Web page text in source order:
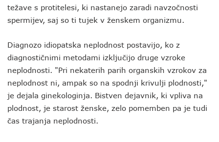
težave s protitelesi, ki nastanejo zaradi navzočnosti
spermijev, saj so ti tujek v ženskem organizmu.
Diagnozo idiopatska neplodnost postavijo, ko z
diagnostičnimi metodami izključijo druge vzroke
neplodnosti. "Pri nekaterih parih organskih vzrokov za
neplodnost ni, ampak so na spodnji krivulji plodnosti,"
je dejala ginekologinja. Bistven dejavnik, ki vpliva na
plodnost, je starost ženske, zelo pomemben pa je tudi
čas trajanja neplodnosti.